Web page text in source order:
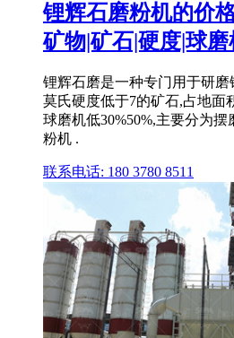
锂辉石磨粉机的价
矿物|矿石|硬度|球磨
锂辉石磨是一种专门用于研
莫氏硬度低于7的矿石,占地面
球磨机低30%50%,主要分为
粉机 .
联系电话: 180 3780 8511